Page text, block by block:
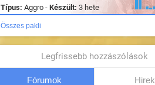
Típus: Aggro - Készült: 3 hete
Összes pakli
Legfrissebb hozzászólások
Fórumok Hirek